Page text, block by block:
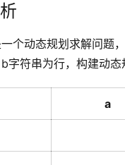
个动态规划求解问题
字符串为行，构建动态
a